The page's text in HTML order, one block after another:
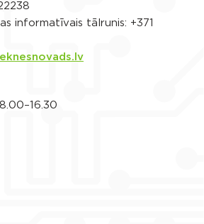
informatīvais tālrunis: +371